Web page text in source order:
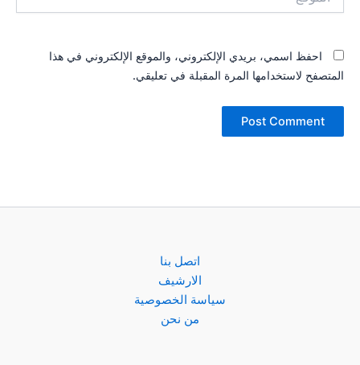
احفظ اسمي، بريدي الإلكتروني، والموقع الإلكتروني في هذا
المتصفح لاستخدامها المرة المقبلة في تعليقي.
اتصل بنا
الارشيف
سياسة الخصوصية
من نحن